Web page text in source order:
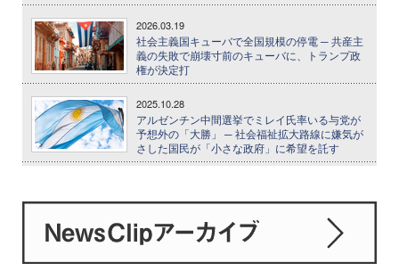
2026.03.19
社会主義国キューバで全国規模の停電 ─ 共産主
義の失敗で崩壊寸前のキューバに、トランプ政
権が決定打
2025.10.28
アルゼンチン中間選挙でミレイ氏率いる与党が
予想外の「大勝」 ─ 社会福祉拡大路線に嫌気が
さした国民が「小さな政府」に希望を託す